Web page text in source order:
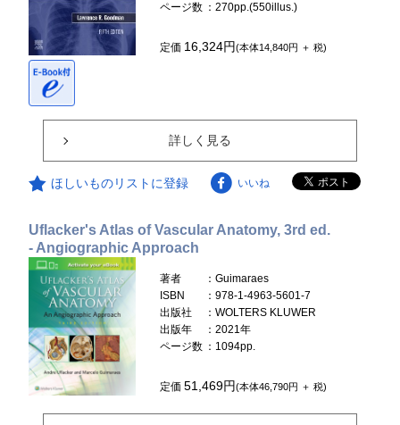
ページ数 ：270pp.(550illus.)
定価 16,324円(本体14,840円 ＋ 税)
詳しく見る
ほしいものリストに登録 いいね
Uflacker's Atlas of Vascular Anatomy, 3rd ed.
- Angiographic Approach
著者
：Guimaraes
ISBN
：978-1-4963-5601-7
出版社
：WOLTERS KLUWER
出版年
：2021年
ページ数 ：1094pp.
定価51,469円(本体46,790円 ＋ 税)